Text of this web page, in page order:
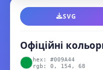
SVG
Офіційні
hex: #009A44
rgb: 0, 154, 68